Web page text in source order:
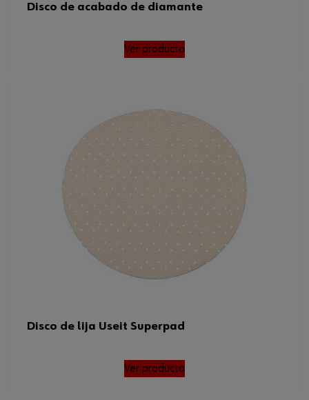
Disco de acabado de diamante
Ver producto
Disco de lija Useit Superpad
Ver producto